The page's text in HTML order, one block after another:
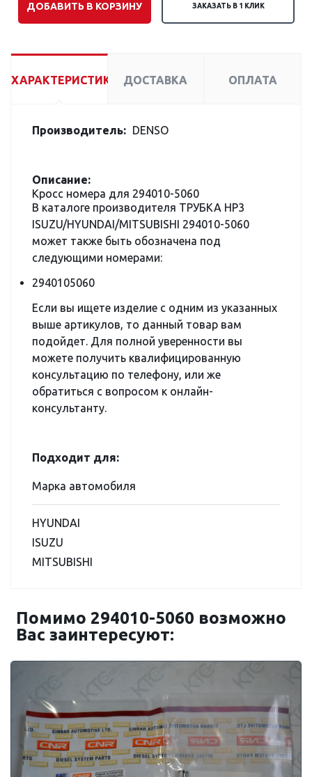
ДОБАВИТЬ В КОРЗИНУ ЗАКАЗАТЬ В 1 КЛИК
ХАРАКТЕРИСТИКИ ДОСТАВКА ОПЛАТА
Производитель: DENSO
Описание:
Кросс номера для 294010-5060
В каталоге производителя ТРУБКА HP3
ISUZU/HYUNDAI/MITSUBISHI 294010-5060
может также быть обозначена под
следующими номерами:
2940105060
Если вы ищете изделие с одним из указанных
выше артикулов, то данный товар вам
подойдет. Для полной уверенности вы
можете получить квалифицированную
консультацию по телефону, или же
обратиться с вопросом к онлайн-
консультанту.
Подходит для:
Марка автомобиля
HYUNDAI
ISUZU
MITSUBISHI
Помимо 294010-5060 возможно
Вас заинтересуют: